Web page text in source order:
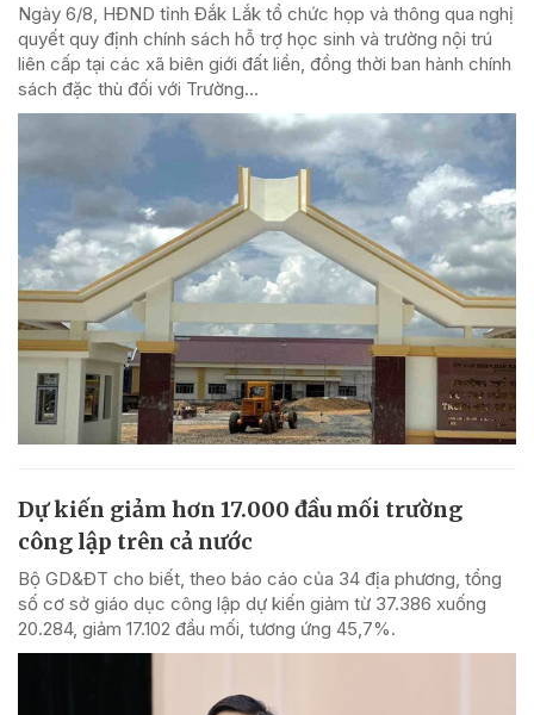
Ngày 6/8, HĐND tỉnh Đắk Lắk tổ chức họp và thông qua nghị
quyết quy định chính sách hỗ trợ học sinh và trường nội trú
liên cấp tại các xã biên giới đất liền, đồng thời ban hành chính
sách đặc thù đối với Trường...
Dự kiến giảm hơn 17.000 đầu mối trường
công lập trên cả nước
Bộ GD&ĐT cho biết, theo báo cáo của 34 địa phương, tổng
số cơ sở giáo dục công lập dự kiến giảm từ 37.386 xuống
20.284, giảm 17.102 đầu mối, tương ứng 45,7%.